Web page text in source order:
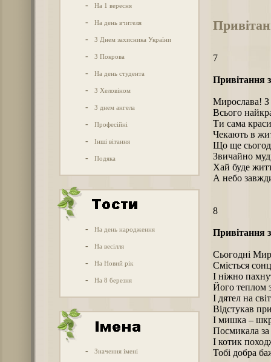
- На 1 вересня
- На день вчителя
- З Днем захисника України
- З Покрова
- На день студента
- З Хеловіном
- З днем ангела
- Професійні
- Інші вітання
- Подяка
- На день народження
- На весілля
- На Новий рік
- На 8 березня
- Значення імені
7
Привітання
Мирослава! З
Всього
Ти сама
Чекають в
Що ще
Звичайно
Хай буде
А небо
8
Привітання
Сьогодні
Сміється
І ніжно
Його теплом
І дятел на
Відстукав
І мишка –
Посмикала
І котик
Тобі добра